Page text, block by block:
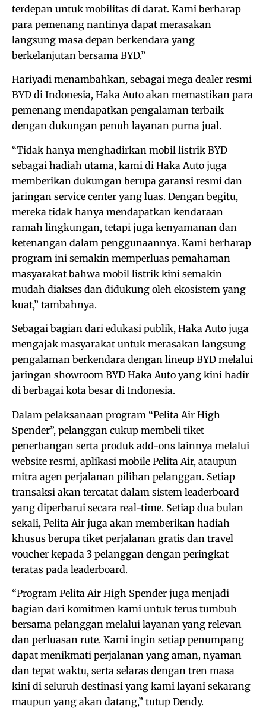
terdepan untuk mobilitas di darat. Kami berharap
para pemenang nantinya dapat merasakan
langsung masa depan berkendara yang
berkelanjutan bersama BYD.”
Hariyadi menambahkan, sebagai mega dealer resmi
BYD di Indonesia, Haka Auto akan memastikan para
pemenang mendapatkan pengalaman terbaik
dengan dukungan penuh layanan purna jual.
“Tidak hanya menghadirkan mobil listrik BYD
sebagai hadiah utama, kami di Haka Auto juga
memberikan dukungan berupa garansi resmi dan
jaringan service center yang luas. Dengan begitu,
mereka tidak hanya mendapatkan kendaraan
ramah lingkungan, tetapi juga kenyamanan dan
ketenangan dalam penggunaannya. Kami berharap
program ini semakin memperluas pemahaman
masyarakat bahwa mobil listrik kini semakin
mudah diakses dan didukung oleh ekosistem yang
kuat,” tambahnya.
Sebagai bagian dari edukasi publik, Haka Auto juga
mengajak masyarakat untuk merasakan langsung
pengalaman berkendara dengan lineup BYD melalui
jaringan showroom BYD Haka Auto yang kini hadir
di berbagai kota besar di Indonesia.
Dalam pelaksanaan program “Pelita Air High
Spender”, pelanggan cukup membeli tiket
penerbangan serta produk add-ons lainnya melalui
website resmi, aplikasi mobile Pelita Air, ataupun
mitra agen perjalanan pilihan pelanggan. Setiap
transaksi akan tercatat dalam sistem leaderboard
yang diperbarui secara real-time. Setiap dua bulan
sekali, Pelita Air juga akan memberikan hadiah
khusus berupa tiket perjalanan gratis dan travel
voucher kepada 3 pelanggan dengan peringkat
teratas pada leaderboard.
“Program Pelita Air High Spender juga menjadi
bagian dari komitmen kami untuk terus tumbuh
bersama pelanggan melalui layanan yang relevan
dan perluasan rute. Kami ingin setiap penumpang
dapat menikmati perjalanan yang aman, nyaman
dan tepat waktu, serta selaras dengan tren masa
kini di seluruh destinasi yang kami layani sekarang
maupun yang akan datang,” tutup Dendy.